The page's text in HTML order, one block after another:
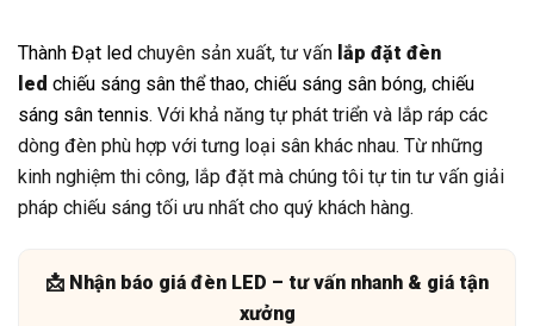
Thành Đạt led chuyên sản xuất, tư vấn lắp đặt đèn
led chiếu sáng sân thể thao, chiếu sáng sân bóng, chiếu
sáng sân tennis. Với khả năng tự phát triển và lắp ráp các
dòng đèn phù hợp với tưng loại sân khác nhau. Từ những
kinh nghiệm thi công, lắp đặt mà chúng tôi tự tin tư vấn giải
pháp chiếu sáng tối ưu nhất cho quý khách hàng.
📩 Nhận báo giá đèn LED – tư vấn nhanh & giá tận
xưởng